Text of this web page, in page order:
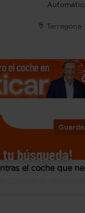
Tarragona
tu búsqueda!
el coche que